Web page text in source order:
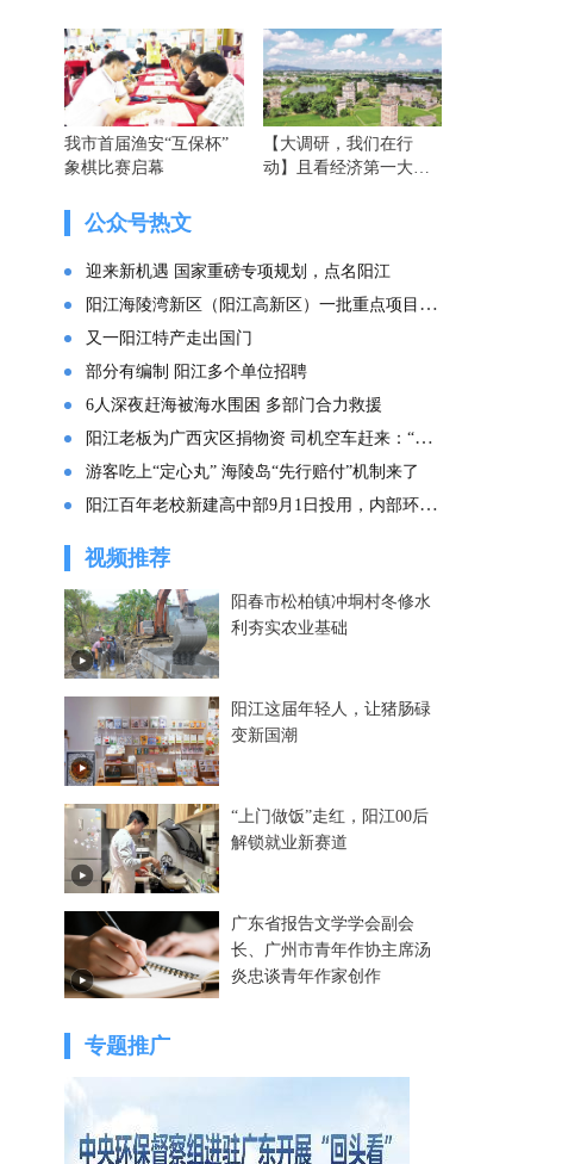
我市首届渔安“互保杯”
象棋比赛启幕
【大调研，我们在行
动】且看经济第一大省
公众号热文
迎来新机遇 国家重磅专项规划，点名阳江
阳江海陵湾新区（阳江高新区）一批重点项目集中投产
又一阳江特产走出国门
部分有编制 阳江多个单位招聘
6人深夜赶海被海水围困 多部门合力救援
阳江老板为广西灾区捐物资 司机空车赶来：“免费拉！”
游客吃上“定心丸” 海陵岛“先行赔付”机制来了
阳江百年老校新建高中部9月1日投用，内部环境曝光
视频推荐
阳春市松柏镇冲垌村冬修水
利夯实农业基础
阳江这届年轻人，让猪肠碌
变新国潮
“上门做饭”走红，阳江00后
解锁就业新赛道
广东省报告文学学会副会
长、广州市青年作协主席汤
炎忠谈青年作家创作
专题推广